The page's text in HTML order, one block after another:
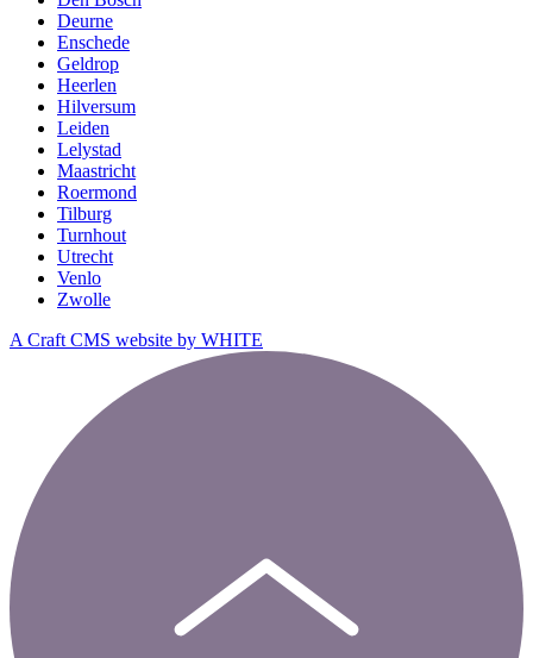
Deurne
Enschede
Geldrop
Heerlen
Hilversum
Leiden
Lelystad
Maastricht
Roermond
Tilburg
Turnhout
Utrecht
Venlo
Zwolle
A Craft CMS website by WHITE